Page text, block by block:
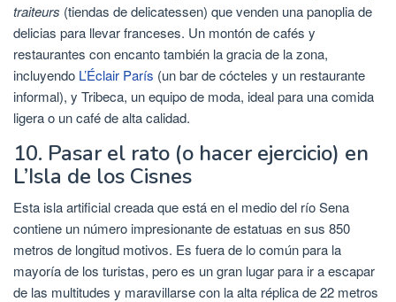
traiteurs (tiendas de delicatessen) que venden una panoplia de
delicias para llevar franceses. Un montón de cafés y
restaurantes con encanto también la gracia de la zona,
incluyendo L’Éclair París (un bar de cócteles y un restaurante
informal), y Tribeca, un equipo de moda, ideal para una comida
ligera o un café de alta calidad.
10. Pasar el rato (o hacer ejercicio) en
L’Isla de los Cisnes
Esta isla artificial creada que está en el medio del río Sena
contiene un número impresionante de estatuas en sus 850
metros de longitud motivos. Es fuera de lo común para la
mayoría de los turistas, pero es un gran lugar para ir a escapar
de las multitudes y maravillarse con la alta réplica de 22 metros